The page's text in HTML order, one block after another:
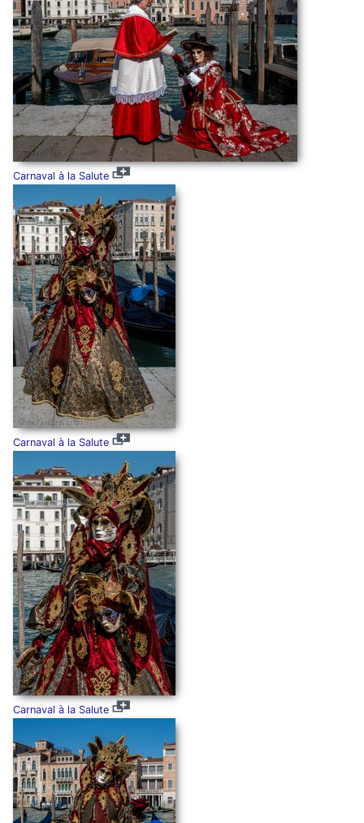
Carnaval à la Salute
Carnaval à la Salute
Carnaval à la Salute